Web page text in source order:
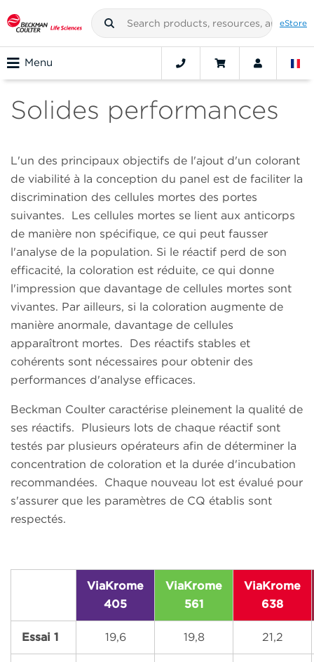
eStore
Menu
Solides performances
L'un des principaux objectifs de l'ajout d'un colorant
de viabilité à la conception du panel est de faciliter la
discrimination des cellules mortes des portes
suivantes. Les cellules mortes se lient aux anticorps
de manière non spécifique, ce qui peut fausser
l'analyse de la population. Si le réactif perd de son
efficacité, la coloration est réduite, ce qui donne
l'impression que davantage de cellules mortes sont
vivantes. Par ailleurs, si la coloration augmente de
manière anormale, davantage de cellules
apparaîtront mortes. Des réactifs stables et
cohérents sont nécessaires pour obtenir des
performances d'analyse efficaces.
Beckman Coulter caractérise pleinement la qualité de
ses réactifs. Plusieurs lots de chaque réactif sont
testés par plusieurs opérateurs afin de déterminer la
concentration de coloration et la durée d'incubation
recommandées. Chaque nouveau lot est évalué pour
s'assurer que les paramètres de CQ établis sont
respectés.
ViaKrome
405
ViaKrome
561
ViaKrome
638
Essai 1 19,6 19,8 21,2